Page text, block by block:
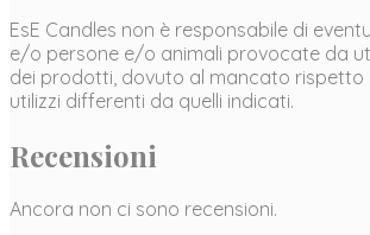
EsE Candles non è responsabile di
e/o persone e/o animali provocate da
dei prodotti, dovuto al mancato rispetto
utilizzi differenti da quelli indicati.
Recensioni
Ancora non ci sono recensioni.